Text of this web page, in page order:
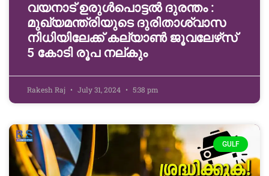
വയനാട് ഉരുള്‍പൊട്ടൽ ദുരന്തം :
മുഖ്യമന്ത്രിയുടെ ദുരിതാശ്വാസ
നിധിയിലേക്ക് കല്യാണ്‍ ജൂവലേഴ്‌സ്
5 കോടി രൂപ നല്‌കും
Rakesh Raj July 31, 2024 5:38 pm
GULF